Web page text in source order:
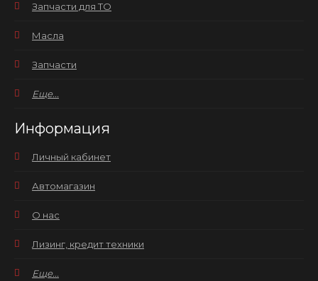
Запчасти для ТО
Масла
Запчасти
Еще...
Информация
Личный кабинет
Автомагазин
О нас
Лизинг, кредит техники
Еще...